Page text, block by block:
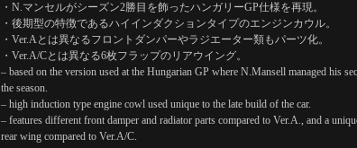
・N.マンセルがシーズン2勝目を飾ったハンガリーGP仕様を再現。
・後期型の特徴であるハイインダクションタイプのエンジンカウル。
・Ver.Aとは異なるフロントダンパーやラジエーター類もパーツ化。
・Ver.A/Cとは異なる6枚フラップのリアウイング。
– based on the version used at the Hungarian GP where N.Mansell managed his
the season.
– high induction type engine cowl used unique to the late build of the car.
– features different front damper and radiator parts compared to Ver.A., and a
rear wing compared to Ver.A/C.